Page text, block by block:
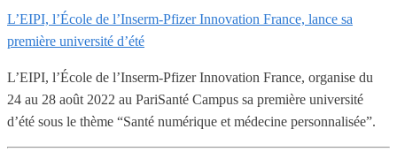
L’EIPI, l’École de l’Inserm-Pfizer Innovation France, lance sa
première université d’été
L’EIPI, l’École de l’Inserm-Pfizer Innovation France, organise du
24 au 28 août 2022 au PariSanté Campus sa première université
d’été sous le thème “Santé numérique et médecine personnalisée”.